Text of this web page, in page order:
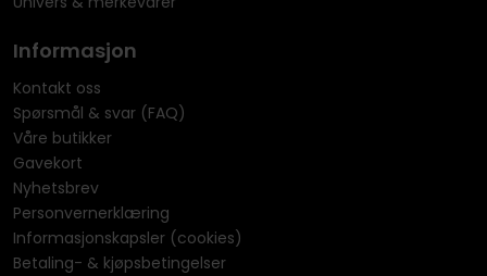
Informasjon
Kontakt oss
Spørsmål & svar (FAQ)
Våre butikker
Gavekort
Nyhetsbrev
Personvernerklæring
Informasjonskapsler (cookies)
Betaling- & kjøpsbetingelser